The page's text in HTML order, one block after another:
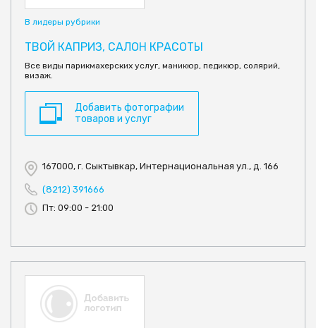
В лидеры рубрики
ТВОЙ КАПРИЗ, САЛОН КРАСОТЫ
Все виды парикмахерских услуг, маникюр, педикюр, солярий,
визаж.
Добавить фотографии
товаров и услуг
167000, г. Сыктывкар, Интернациональная ул., д. 166
(8212) 391666
Пт: 09:00 - 21:00